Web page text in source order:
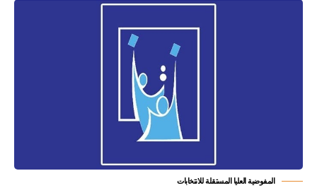
المفوضية العليا المستقلة للانتخابات